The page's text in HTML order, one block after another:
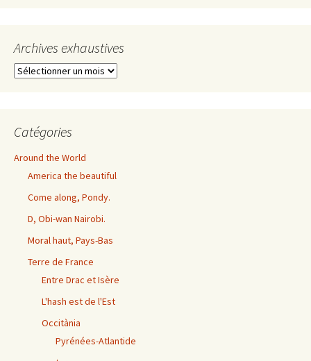
Archives exhaustives
Archives
Catégories
Around the World
America the beautiful
Come along, Pondy.
D, Obi-wan Nairobi.
Moral haut, Pays-Bas
Terre de France
Entre Drac et Isère
L'hash est de l'Est
Occitània
Pyrénées-Atlantide